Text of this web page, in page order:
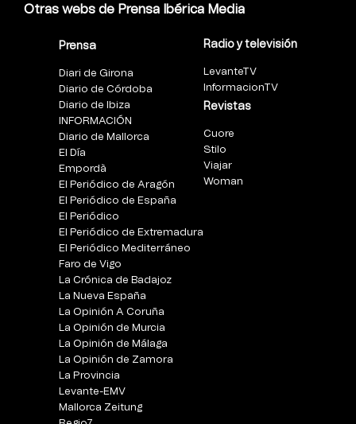
Otras webs de Prensa Ibérica Media
Prensa
Diari de Girona
Diario de Córdoba
Diario de Ibiza
INFORMACIÓN
Diario de Mallorca
El Día
Empordà
El Periódico de Aragón
El Periódico de España
El Periódico
El Periódico de Extremadura
El Periódico Mediterráneo
Faro de Vigo
La Crónica de Badajoz
La Nueva España
La Opinión A Coruña
La Opinión de Murcia
La Opinión de Málaga
La Opinión de Zamora
La Provincia
Levante-EMV
Mallorca Zeitung
Radio y televisión
LevanteTV
InformacionTV
Revistas
Cuore
Stilo
Viajar
Woman